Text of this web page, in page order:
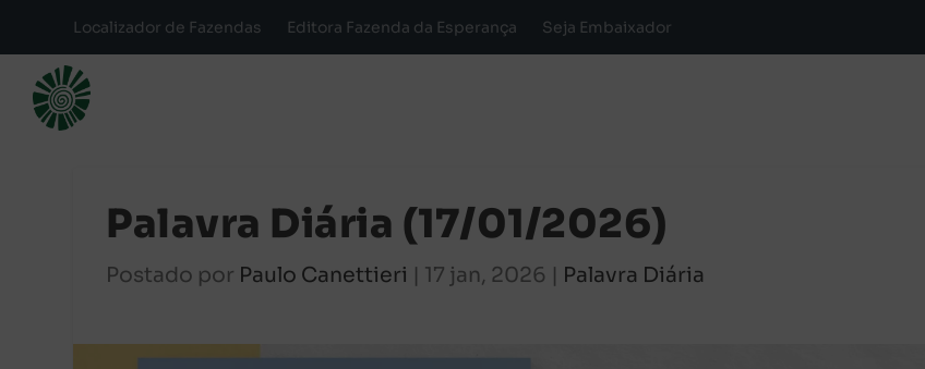
Localizador de Fazendas Editora Fazenda da Esperança Seja Embaixador
Palavra Diária (17/01/2026)
Postado por Paulo Canettieri | 17 jan, 2026 | Palavra Diária